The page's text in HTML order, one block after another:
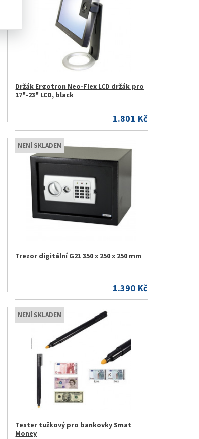
Držák Ergotron Neo-Flex LCD držák pro
17"-23" LCD, black
1.801 Kč
NENÍ SKLADEM
Trezor digitální G21 350 x 250 x 250 mm
1.390 Kč
NENÍ SKLADEM
Tester tužkový pro bankovky Smat
Money